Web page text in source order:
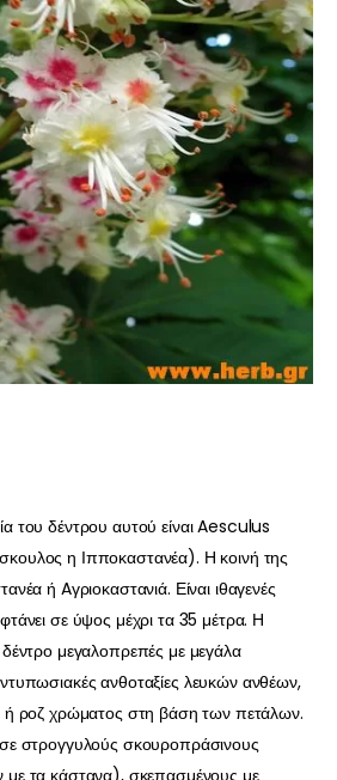
του δέντρου αυτού είναι Aesculus
η Ιπποκαστανέα). Η κοινή της
ή Aγριοκαστανιά. Είναι ιθαγενές
σε ύψος μέχρι τα 35 μέτρα. Η
δέντρο μεγαλοπρεπές με μεγάλα
ανθοταξίες λευκών ανθέων,
ή ροζ χρώματος στη βάση των πετάλων.
στρογγυλούς σκουροπράσινους